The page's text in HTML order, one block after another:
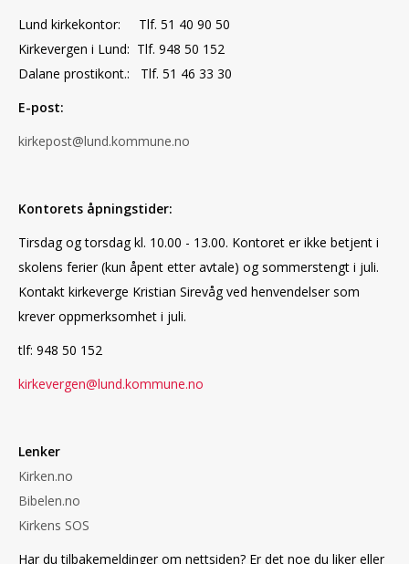
Lund kirkekontor: Tlf. 51 40 90 50
Kirkevergen i Lund: Tlf. 948 50 152
Dalane prostikont.: Tlf. 51 46 33 30
E-post:
kirkepost@lund.kommune.no
Kontorets åpningstider:
Tirsdag og torsdag kl. 10.00 - 13.00. Kontoret er ikke betjent i
skolens ferier (kun åpent etter avtale) og sommerstengt i juli.
Kontakt kirkeverge Kristian Sirevåg ved henvendelser som
krever oppmerksomhet i juli.
tlf: 948 50 152
kirkevergen@lund.kommune.no
Lenker
Kirken.no
Bibelen.no
Kirkens SOS
Har du tilbakemeldinger om nettsiden? Er det noe du liker eller